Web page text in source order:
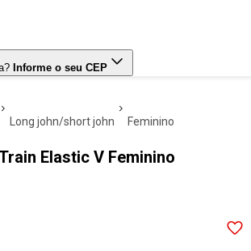
Informe o seu CEP
long john/short john feminino
Elastic V Feminino